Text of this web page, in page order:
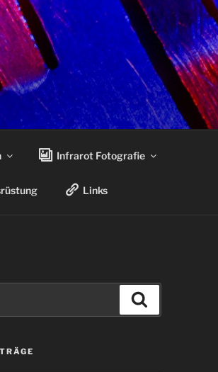
Infrarot Fotografie
Links